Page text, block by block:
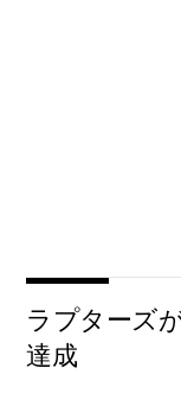
ラプターズ
達成